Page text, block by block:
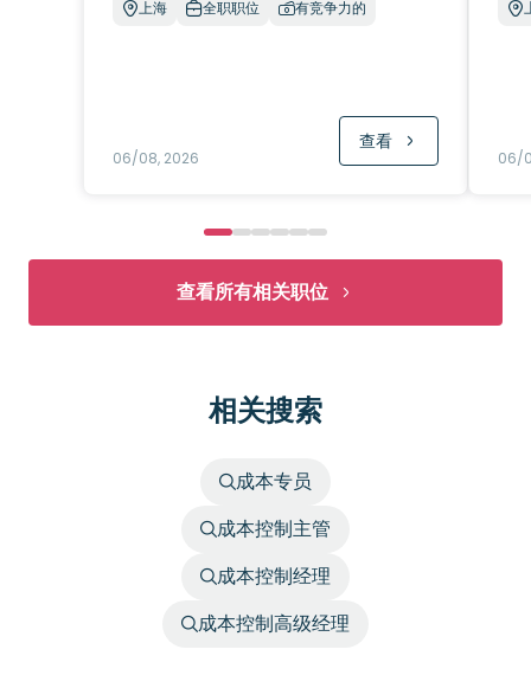
上海 全职职位 有竞争力的
06/08, 2026
查看
06/
查看所有相关职位
相关搜索
成本专员
成本控制主管
成本控制经理
成本控制高级经理